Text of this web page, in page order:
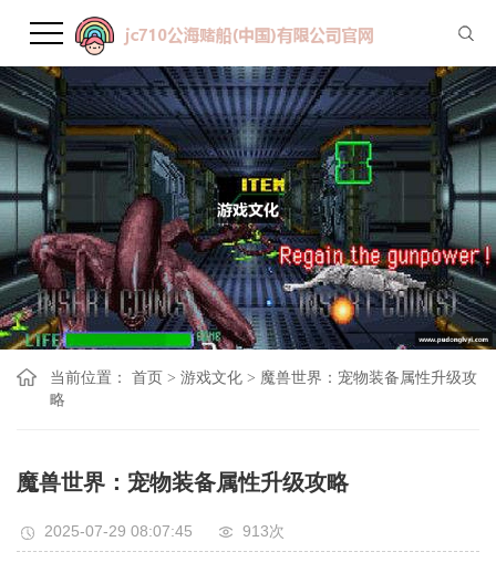
当前位置： 首页 > 游戏文化 > 魔兽世界：宠物装备属性升级攻
略
魔兽世界：宠物装备属性升级攻略
2025-07-29 08:07:45 913次